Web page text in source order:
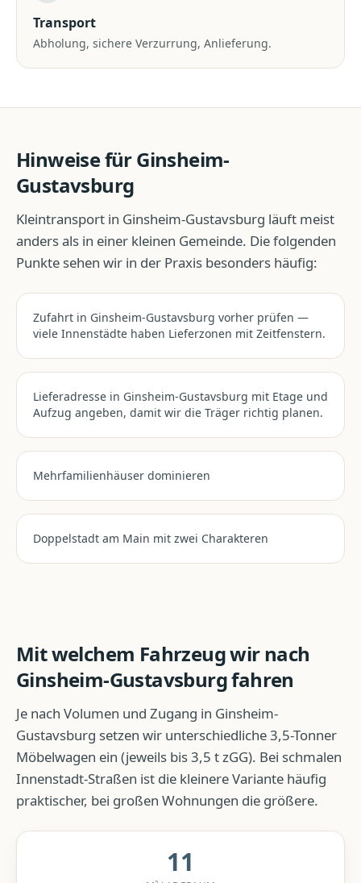
Transport
Abholung, sichere Verzurrung, Anlieferung.
Hinweise fürGinsheim-
Gustavsburg
Kleintransport in Ginsheim-Gustavsburg läuft meist
anders als in einer kleinen Gemeinde. Die folgenden
Punkte sehen wir in der Praxis besonders häufig:
Zufahrt in Ginsheim-Gustavsburg vorher prüfen —
viele Innenstädte haben Lieferzonen mit Zeitfenstern.
Lieferadresse in Ginsheim-Gustavsburg mit Etage und
Aufzug angeben, damit wir die Träger richtig planen.
Mehrfamilienhäuser dominieren
Doppelstadt am Main mit zwei Charakteren
Mit welchem Fahrzeug wir nach
Ginsheim-Gustavsburgfahren
Je nach Volumen und Zugang in Ginsheim-
Gustavsburg setzen wir unterschiedliche 3,5-Tonner
Möbelwagen ein (jeweils bis 3,5 t zGG). Bei schmalen
Innenstadt-Straßen ist die kleinere Variante häufig
praktischer, bei großen Wohnungen die größere.
11